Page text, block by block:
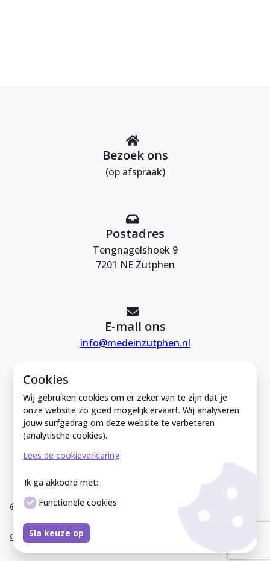
Cookies
Wij gebruiken cookies om er zeker van te zijn dat je
onze website zo goed mogelijk ervaart. Wij analyseren
jouw surfgedrag om deze website te verbeteren
(analytische cookies).
Lees de cookieverklaring
Ik ga akkoord met:
Functionele cookies
Sla keuze op
Bezoek ons
(op afspraak)
Postadres
Tengnagelshoek 9
7201 NE Zutphen
E-mail ons
info@medeinzutphen.nl
Mede in Zutphen is onderdeel van de
Zutphense Uitdaging. KVK Zutphense
Uitdaging: 08212926
© Mede In Zutphen 2025
Disclaimer
Privacyverklaring
okieverklaring